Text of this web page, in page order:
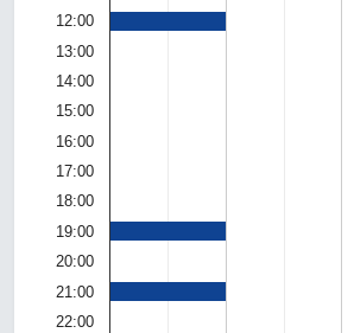
12:00
13:00
14:00
15:00
16:00
17:00
18:00
19:00
20:00
21:00
22:00